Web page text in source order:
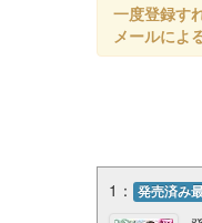
一度登録す
メールによ
1： 発売済み